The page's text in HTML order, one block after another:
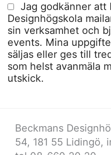
Jag godkänner att
Designhögskola
sin verksamhet och
events. Mina
säljas eller ges till
som helst avanmäla
utskick.
Beckmans
54, 181 55 Lidingö,